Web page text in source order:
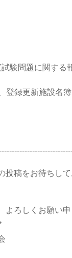
問題に関する
登録更新施設名簿
投稿をお待ちして
ろしくお願い申